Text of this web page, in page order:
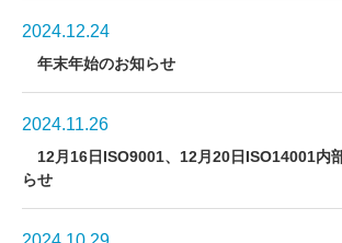
2024.12.24
年末年始のお知らせ
2024.11.26
12月16日ISO9001、12月20日ISO14001内
らせ